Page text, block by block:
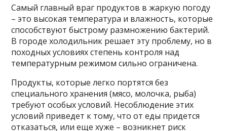
Самый главный враг продуктов в жаркую погоду
– это высокая температура и влажность, которые
способствуют быстрому размножению бактерий.
В городе холодильник решает эту проблему, но в
походных условиях степень контроля над
температурным режимом сильно ограничена.
Продукты, которые легко портятся без
специального хранения (мясо, молочка, рыба)
требуют особых условий. Несоблюдение этих
условий приведет к тому, что от еды придется
отказаться, или еще хуже – возникнет риск